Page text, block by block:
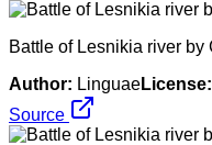
Battle of Lesnikia river
Author: LinguaeLicense:
Source